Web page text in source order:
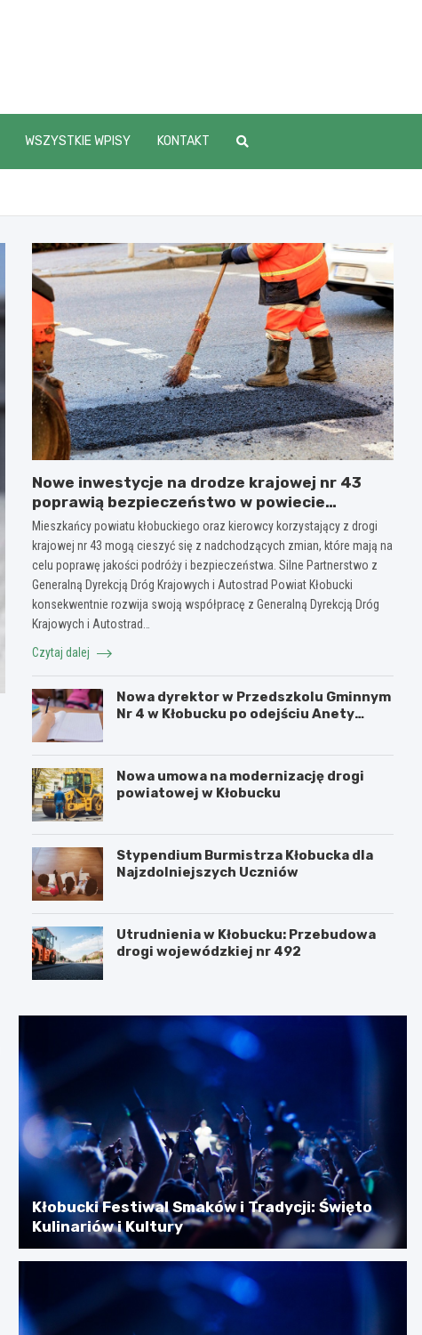
WSZYSTKIE WPISY KONTAKT
Nowe inwestycje na drodze krajowej nr 43
poprawią bezpieczeństwo w powiecie
kłobuckim!
Mieszkańcy powiatu kłobuckiego oraz kierowcy korzystający z drogi
krajowej nr 43 mogą cieszyć się z nadchodzących zmian, które mają na
celu poprawę jakości podróży i bezpieczeństwa. Silne Partnerstwo z
Generalną Dyrekcją Dróg Krajowych i Autostrad Powiat Kłobucki
konsekwentnie rozwija swoją współpracę z Generalną Dyrekcją Dróg
Krajowych i Autostrad…
Czytaj dalej
Nowa dyrektor w Przedszkolu Gminnym
Nr 4 w Kłobucku po odejściu Anety
Nowa umowa na modernizację drogi
powiatowej w Kłobucku
Stypendium Burmistrza Kłobucka dla
Najzdolniejszych Uczniów
Utrudnienia w Kłobucku: Przebudowa
drogi wojewódzkiej nr 492
Kłobucki Festiwal Smaków i Tradycji: Święto
Kulinariów i Kultury